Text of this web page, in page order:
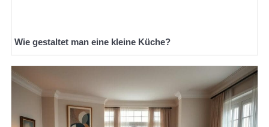
Wie gestaltet man eine kleine Küche?